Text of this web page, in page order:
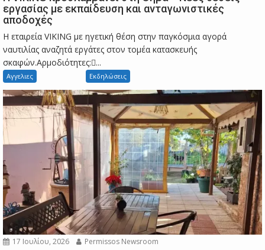
εργασίας με εκπαίδευση και ανταγωνιστικές
αποδοχές
Η εταιρεία VIKING με ηγετική θέση στην παγκόσμια αγορά
ναυτιλίας αναζητά εργάτες στον τομέα κατασκευής
σκαφών.Αρμοδιότητες:...
Αγγελιες Εκδηλώσεις
17 Ιουλίου, 2026 Permissos Newsroom